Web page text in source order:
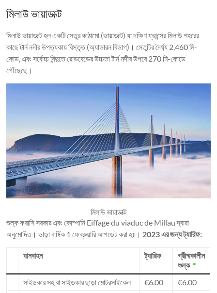
মিলাউ ভায়াডাক্ট
মিলাউ ভায়াডাক্ট হল একটি সেতুর কাঠামো (ভায়াডাক্ট) যা দক্ষিণ ফ্রান্সের মিলাউ শহরের
কাছে টার্ন নদীর উপত্যকায় বিস্তৃত (অ্যাভারন বিভাগ)। সেতুটির দৈর্ঘ্য 2,460 মি-
কোড, এবং সর্বোচ্চ বিন্দুতে রোডবেডের উচ্চতা টার্ন নদীর উপরে 270 মি-কোডে
পৌঁছেছে।
মিলাউ ভায়াডাক্ট
শুল্ক ফরাসি সরকার এবং কোম্পানি Eiffage du viaduc de Millau দ্বারা
অনুমোদিত। ভাড়া বার্ষিক 1 ফেব্রুয়ারি আপডেট করা হয়। 2023 এর জন্য ট্যারিফ:
যানবাহন ট্যারিফ
গ্রীষ্মকালীন
শুল্ক*
সাইডকার সহ বা সাইডকার ছাড়া মোটরসাইকেল
€6.00
€6.00